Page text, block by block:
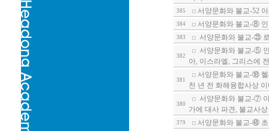
385 서양문화와 불교-52
384 서양문화와 불교-⑧
383 서양문화와 불교-㉕
382
서양문화와 불교-⑤
아, 이스라엘, 그리스에
381
서양문화와 불교-⑱ 헬
천 년 전 화해융합사상
380
서양문화와 불교-⑦
가에 대사 파견, 불교사
379 서양문화와 불교-㊽